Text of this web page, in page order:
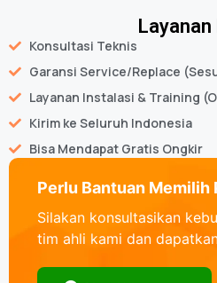
Layanan
Konsultasi Teknis
Garansi Service/Replace
Layanan Instalasi & Training
Kirim ke Seluruh Indonesia
Bisa Mendapat Gratis Ongkir
Perlu Bantuan Memilih
Silakan konsultasikan
tim ahli kami dan